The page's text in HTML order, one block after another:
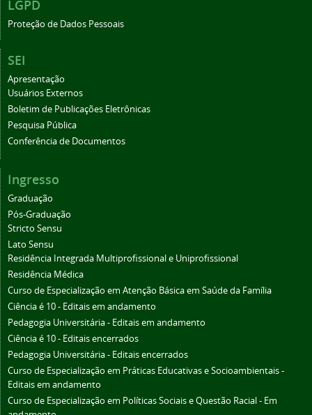
LGPD
Proteção de Dados Pessoais
SEI
Apresentação
Usuários Externos
Boletim de Publicações Eletrônicas
Pesquisa Pública
Conferência de Documentos
Ingresso
Graduação
Pós-Graduação
Stricto Sensu
Lato Sensu
Residência Integrada Multiprofissional e Uniprofissional
Residência Médica
Curso de Especialização em Atenção Básica em Saúde da Família
Ciência é 10 - Editais em andamento
Pedagogia Universitária - Editais em andamento
Ciência é 10 - Editais encerrados
Pedagogia Universitária - Editais encerrados
Curso de Especialização em Práticas Educativas e Socioambientais -
Editais em andamento
Curso de Especialização em Políticas Sociais e Questão Racial - Em